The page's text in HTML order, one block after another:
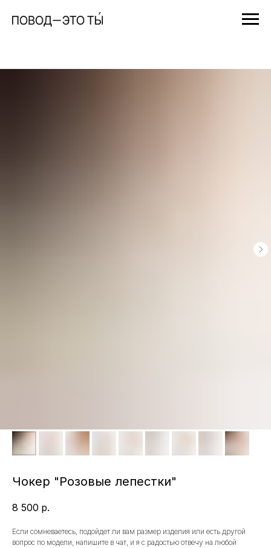
Чокер "Розовые лепестки"
8 500 р.
Если сомневаетесь, подойдет ли вам размер изделия или есть другой
вопрос по модели, напишите в чат, и я с радостью отвечу на любой